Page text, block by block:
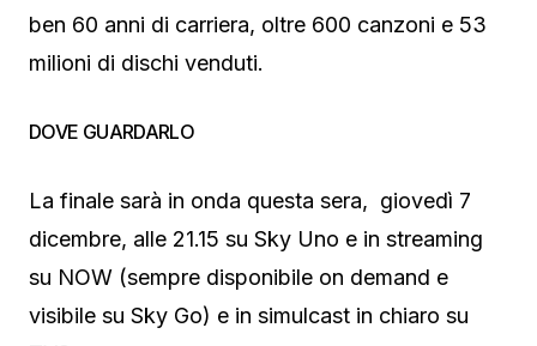
ben 60 anni di carriera, oltre 600 canzoni e 53
milioni di dischi venduti.
DOVE GUARDARLO
La finale sarà in onda questa sera, giovedì 7
dicembre, alle 21.15 su Sky Uno e in streaming
su NOW (sempre disponibile on demand e
visibile su Sky Go) e in simulcast in chiaro su